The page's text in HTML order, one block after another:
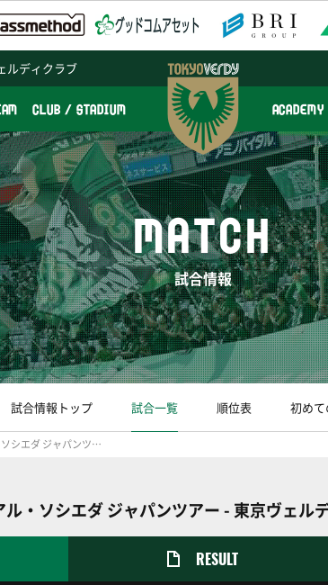
ルディクラブ
CLUB / STADIUM ACADEMY
MATCH
試合情報
試合情報トップ 試合一覧 順位表 初め
２０２４ レアル・ソシエダ ジャパンツアー
ル・ソシエダ ジャパンツアー - 東京ヴェル
RESULT